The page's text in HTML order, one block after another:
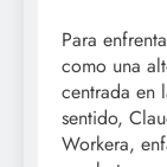
Para
como una
centrada en
sentido,
Workera,